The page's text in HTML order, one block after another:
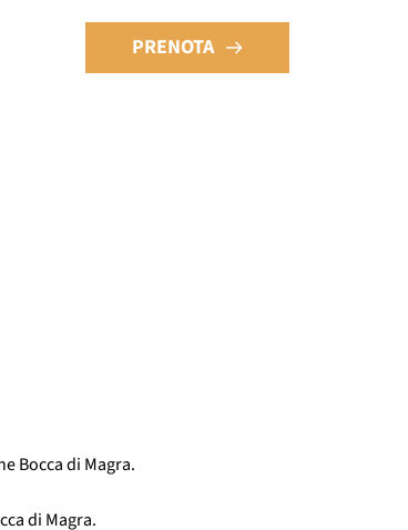
PRENOTA
Bocca di Magra.
di Magra.